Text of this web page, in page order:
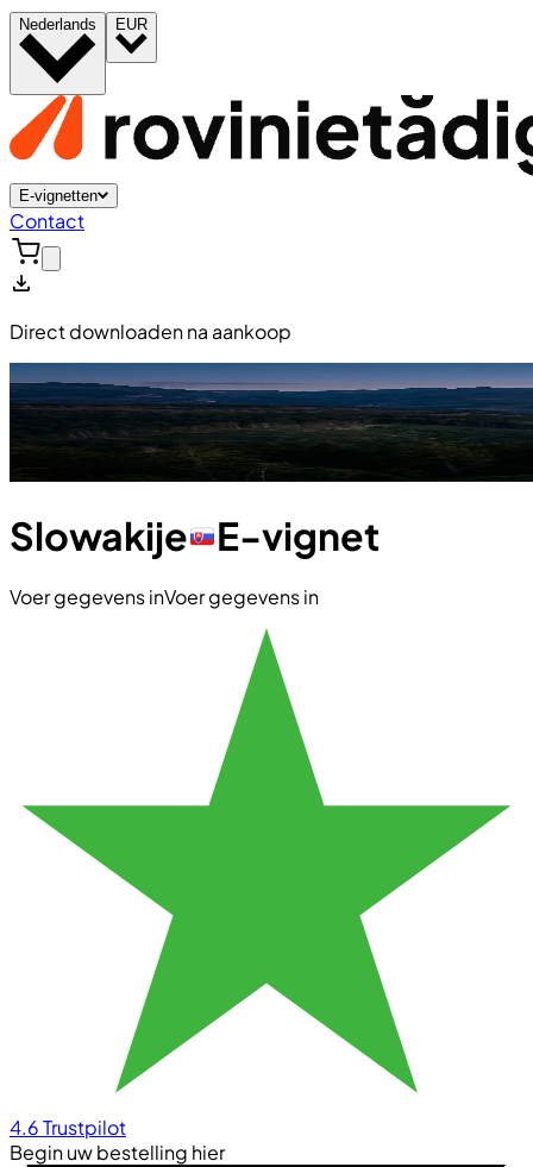
Nederlands EUR
E-vignetten
Contact
Direct downloaden na aankoop
Slowakije E-vignet
Voer gegevens inVoer gegevens in
4.6Trustpilot
Begin uw bestelling hier